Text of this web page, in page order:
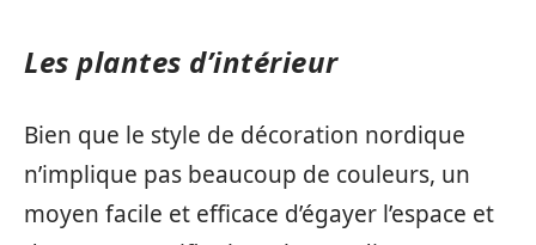
Les plantes d’intérieur
Bien que le style de décoration nordique
n’implique pas beaucoup de couleurs, un
moyen facile et efficace d’égayer l’espace et